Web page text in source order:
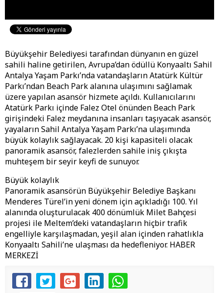
Büyükşehir Belediyesi tarafından dünyanın en güzel
sahili haline getirilen, Avrupa’dan ödüllü Konyaaltı Sahil
Antalya Yaşam Parkı’nda vatandaşların Atatürk Kültür
Parkı’ndan Beach Park alanına ulaşımını sağlamak
üzere yapılan asansör hizmete açıldı. Kullanıcılarını
Atatürk Parkı içinde Falez Otel önünden Beach Park
girişindeki Falez meydanına insanları taşıyacak asansör,
yayaların Sahil Antalya Yaşam Parkı’na ulaşımında
büyük kolaylık sağlayacak. 20 kişi kapasiteli olacak
panoramik asansör, falezlerden sahile iniş çıkışta
muhteşem bir seyir keyfi de sunuyor.
Büyük kolaylık
Panoramik asansörün Büyükşehir Belediye Başkanı
Menderes Türel’in yeni dönem için açıkladığı 100. Yıl
alanında oluşturulacak 400 dönümlük Milet Bahçesi
projesi ile Meltem’deki vatandaşların hiçbir trafik
engelliyle karşılaşmadan, yeşil alan içinden rahatlıkla
Konyaaltı Sahili’ne ulaşması da hedefleniyor. HABER
MERKEZİ